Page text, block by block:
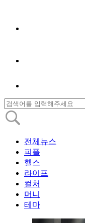
전체뉴스
피플
헬스
라이프
컬처
머니
테마